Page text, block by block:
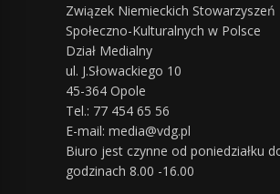
Związek Niemieckich Stowarzyszeń
Społeczno-Kulturalnych w Polsce
Dział Medialny
ul. J.Słowackiego 10
45-364 Opole
Tel.: 77 454 65 56
E-mail: media@vdg.pl
Biuro jest czynne od poniedziałku
godzinach 8.00 -16.00